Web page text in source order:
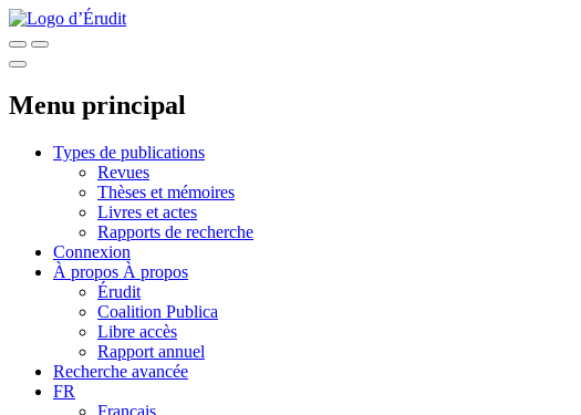
Menu principal
Types de publications
Revues
Thèses et mémoires
Livres et actes
Rapports de recherche
Connexion
À propos À propos
Érudit
Coalition Publica
Libre accès
Rapport annuel
Recherche avancée
FR
Français